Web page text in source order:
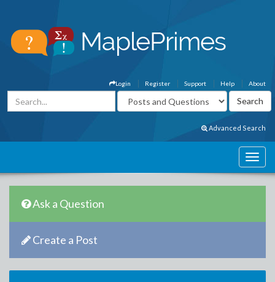
About
Help
Support
Register
Login
Advanced Search
Ask a Question
Create a Post